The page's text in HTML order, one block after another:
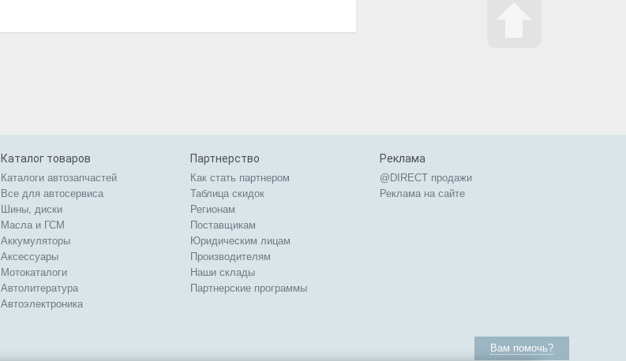
Каталог товаров
Каталоги автозапчастей
Все для автосервиса
Шины, диски
Масла и ГСМ
Аккумуляторы
Аксессуары
Мотокаталоги
Автолитература
Автоэлектроника
Партнерство
Как стать партнером
Таблица скидок
Регионам
Поставщикам
Юридическим лицам
Производителям
Наши склады
Партнерские программы
Реклама
@DIRECT продажи
Реклама на сайте
Вам помочь?